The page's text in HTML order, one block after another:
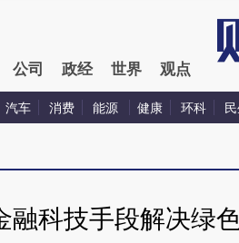
公司 政经 世界 观点
汽车 消费 能源 健康 环科
融科技手段解决绿